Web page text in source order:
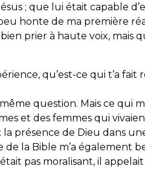
; que lui était capable
honte de ma première
prier à haute voix, mais
qu’est-ce qui t’a fait
question. Mais ce qui
et des femmes qui
présence de Dieu dans
de la Bible m’a également
pas moralisant, il